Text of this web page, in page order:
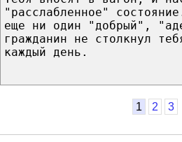
"расслабленное"
еще ни один "добрый",
гражданин не столкнул
каждый день.
1 2 3